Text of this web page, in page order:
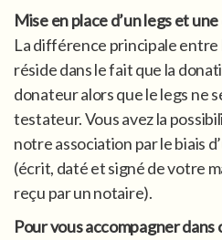
Mise en place d’un legs et
La différence principale entre
réside dans le fait que la
donateur alors que le legs ne
testateur. Vous avez la
notre association par le biais
(écrit, daté et signé de votre
reçu par un notaire).
Pour vous accompagner